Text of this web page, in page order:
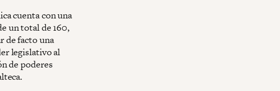
cuenta con una
un total de 160,
de facto una
legislativo al
de poderes